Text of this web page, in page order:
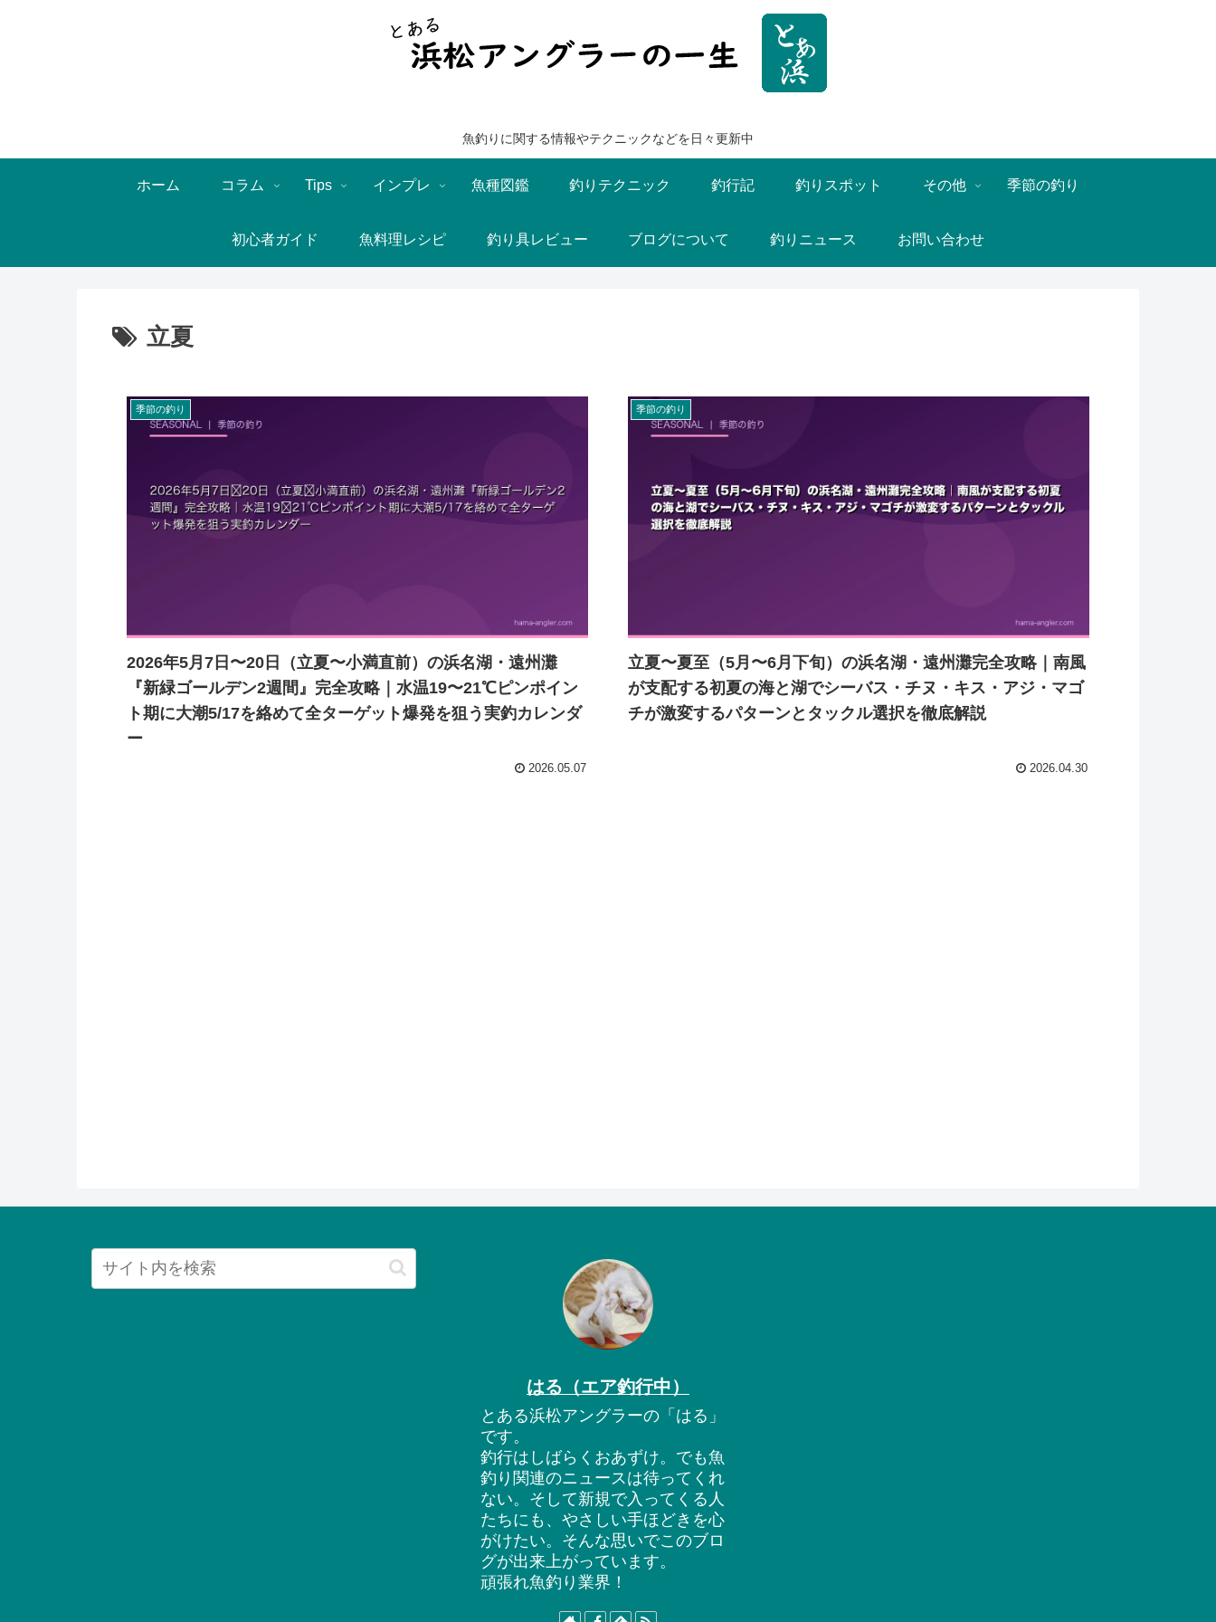
魚釣りに関する情報やテクニックなどを日々更新中
ホーム コラム Tips インプレ 魚種図鑑 釣りテクニック 釣行記 釣りスポット その他 季節の釣り
初心者ガイド 魚料理レシピ 釣り具レビュー ブログについて 釣りニュース お問い合わせ
立夏
季節の釣り
2026年5月7日〜20日（立夏〜小満直前）の浜名湖・遠州灘
『新緑ゴールデン2週間』完全攻略｜水温19〜21℃ピンポイン
ト期に大潮5/17を絡めて全ターゲット爆発を狙う実釣カレンダ
ー
2026.05.07
季節の釣り
立夏〜夏至（5月〜6月下旬）の浜名湖・遠州灘完全攻略｜南風
が支配する初夏の海と湖でシーバス・チヌ・キス・アジ・マゴ
チが激変するパターンとタックル選択を徹底解説
2026.04.30
はる（エア釣行中）
とある浜松アングラーの「はる」
です。
釣行はしばらくおあずけ。でも魚
釣り関連のニュースは待ってくれ
ない。そして新規で入ってくる人
たちにも、やさしい手ほどきを心
がけたい。そんな思いでこのブロ
グが出来上がっています。
頑張れ魚釣り業界！